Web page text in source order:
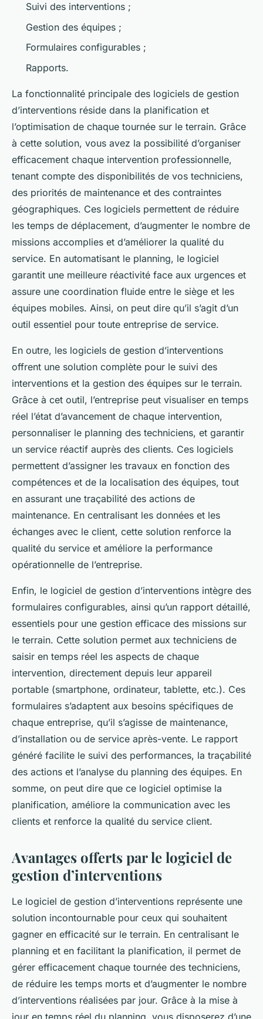
Suivi des interventions ;
Gestion des équipes ;
Formulaires configurables ;
Rapports.
La fonctionnalité principale des logiciels de gestion
d’interventions réside dans la planification et
l’optimisation de chaque tournée sur le terrain. Grâce
à cette solution, vous avez la possibilité d’organiser
efficacement chaque intervention professionnelle,
tenant compte des disponibilités de vos techniciens,
des priorités de maintenance et des contraintes
géographiques. Ces logiciels permettent de réduire
les temps de déplacement, d’augmenter le nombre de
missions accomplies et d’améliorer la qualité du
service. En automatisant le planning, le logiciel
garantit une meilleure réactivité face aux urgences et
assure une coordination fluide entre le siège et les
équipes mobiles. Ainsi, on peut dire qu’il s’agit d’un
outil essentiel pour toute entreprise de service.
En outre, les logiciels de gestion d’interventions
offrent une solution complète pour le suivi des
interventions et la gestion des équipes sur le terrain.
Grâce à cet outil, l’entreprise peut visualiser en temps
réel l’état d’avancement de chaque intervention,
personnaliser le planning des techniciens, et garantir
un service réactif auprès des clients. Ces logiciels
permettent d’assigner les travaux en fonction des
compétences et de la localisation des équipes, tout
en assurant une traçabilité des actions de
maintenance. En centralisant les données et les
échanges avec le client, cette solution renforce la
qualité du service et améliore la performance
opérationnelle de l’entreprise.
Enfin, le logiciel de gestion d’interventions intègre des
formulaires configurables, ainsi qu’un rapport détaillé,
essentiels pour une gestion efficace des missions sur
le terrain. Cette solution permet aux techniciens de
saisir en temps réel les aspects de chaque
intervention, directement depuis leur appareil
portable (smartphone, ordinateur, tablette, etc.). Ces
formulaires s’adaptent aux besoins spécifiques de
chaque entreprise, qu’il s’agisse de maintenance,
d’installation ou de service après-vente. Le rapport
généré facilite le suivi des performances, la traçabilité
des actions et l’analyse du planning des équipes. En
somme, on peut dire que ce logiciel optimise la
planification, améliore la communication avec les
clients et renforce la qualité du service client.
Avantages offerts par le logiciel de
gestion d’interventions
Le logiciel de gestion d’interventions représente une
solution incontournable pour ceux qui souhaitent
gagner en efficacité sur le terrain. En centralisant le
planning et en facilitant la planification, il permet de
gérer efficacement chaque tournée des techniciens,
de réduire les temps morts et d’augmenter le nombre
d’interventions réalisées par jour. Grâce à la mise à
jour en temps réel du planning, vous disposerez d’une